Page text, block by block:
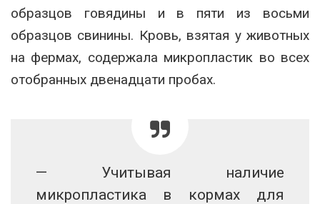
образцов говядины и в пяти из восьми
образцов свинины. Кровь, взятая у животных
на фермах, содержала микропластик во всех
отобранных двенадцати пробах.
— Учитывая наличие
микропластика в кормах для